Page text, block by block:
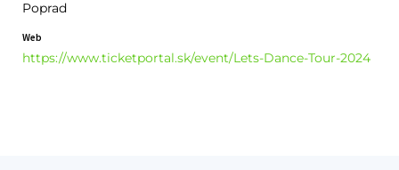
Poprad
Web
https://www.ticketportal.sk/event/Lets-Dance-Tour-2024